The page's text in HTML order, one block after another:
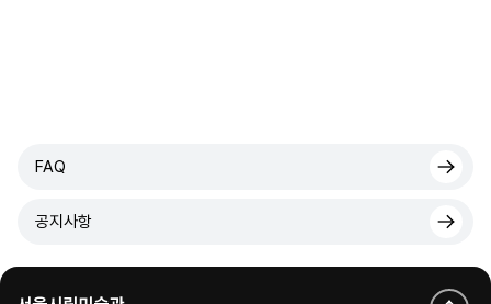
FAQ
공지사항